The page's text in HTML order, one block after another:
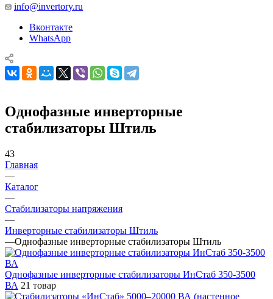
info@invertory.ru
Вконтакте
WhatsApp
Однофазные инверторные
стабилизаторы Штиль
43
Главная
—
Каталог
—
Стабилизаторы напряжения
—
Инверторные стабилизаторы Штиль
—Однофазные инверторные стабилизаторы Штиль
Однофазные инверторные стабилизаторы ИнСтаб 350-3500
ВА 21 товар